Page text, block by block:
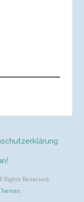
Reserved.